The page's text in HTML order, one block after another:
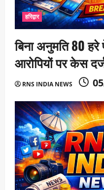
हरिद्वार
बिना अनुमति 80 हरे
आरोपियों पर केस
RNS INDIA NEWS